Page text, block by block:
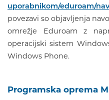
uporabnikom/eduroam/
povezavi so objavljenja
omrežje Eduroam z
operacijski sistem
Windows Phone.
Programska oprema